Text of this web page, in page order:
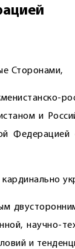
Сторонами,
и
Федерацией
научно-
и